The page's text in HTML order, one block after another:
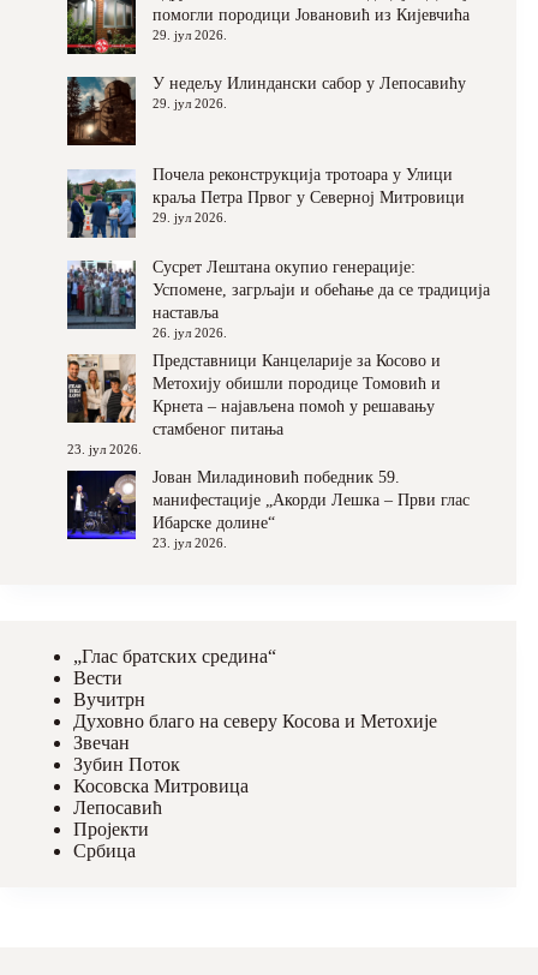
помогли породици Јовановић из Кијевчића
29. јул 2026.
У недељу Илиндански сабор у Лепосавићу
29. јул 2026.
Почела реконструкција тротоара у Улици
краља Петра Првог у Северној Митровици
29. јул 2026.
Сусрет Лештана окупио генерације:
Успомене, загрљаји и обећање да се традиција
наставља
26. јул 2026.
Представници Канцеларије за Косово и
Метохију обишли породице Томовић и
Крнета – најављена помоћ у решавању
стамбеног питања
23. јул 2026.
Јован Миладиновић победник 59.
манифестације „Акорди Лешка – Први глас
Ибарске долине“
23. јул 2026.
„Глас братских средина“
Вести
Вучитрн
Духовно благо на северу Косова и Метохије
Звечан
Зубин Поток
Косовска Митровица
Лепосавић
Пројекти
Србица